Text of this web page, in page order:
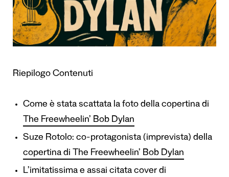
Riepilogo Contenuti
Come è stata scattata la foto della copertina di
The Freewheelin’ Bob Dylan
Suze Rotolo: co-protagonista (imprevista) della
copertina di The Freewheelin’ Bob Dylan
L’imitatissima e assai citata cover di